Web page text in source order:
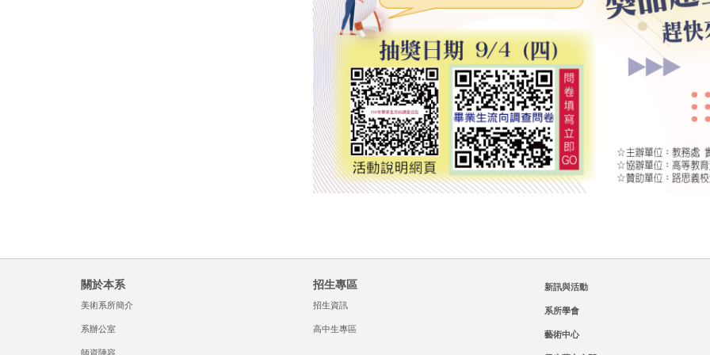
關於本系
美術系所簡介
系辦公室
師資陣容
招生專區
招生資訊
高中生專區
新訊與活動
系所學會
藝術中心